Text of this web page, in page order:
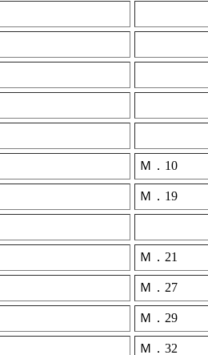
Ｍ．10
Ｍ．19
Ｍ．21
Ｍ．27
Ｍ．29
Ｍ．32